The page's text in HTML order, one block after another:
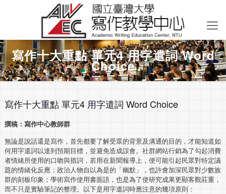
寫作十大重點 單元4 用字遣詞 Word
Choice
寫作十大重點 單元4 用字遣詞 Word Choice
撰稿：寫作中心教師群
無論是說話還是寫作，首先都要了解受眾的背景及溝通的目的，才能知道如
何用字遣詞以達到預期目標，並避免造成誤會。社群網站行銷為了勾起消費
者情緒所使用的口吻與措詞，若用在新聞報導上，便可能引起民眾對特定議
題的情緒化反應；政治人物自以為是的「幽默」，也許會加深民眾對少數族
群的刻板印象；學術寫作使用書面語，也是為了使研究成果更顯客觀莊重，
而不只是實驗筆記的整理。以下是用字遣詞時應注意的幾項原則：